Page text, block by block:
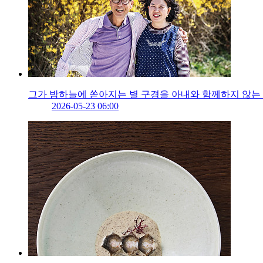
그가 밤하늘에 쏟아지는 별 구경을 아내와 함께하지 않는
2026-05-23 06:00